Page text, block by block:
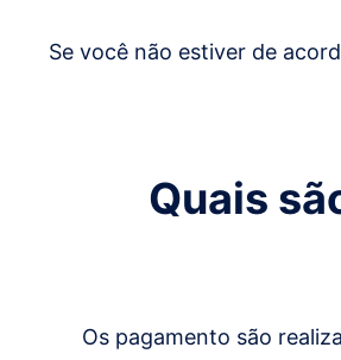
Se você não estiver de
Quais
Os pagamento são